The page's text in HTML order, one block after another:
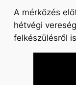
A mérkőzés
hétvégi
felkészülésről